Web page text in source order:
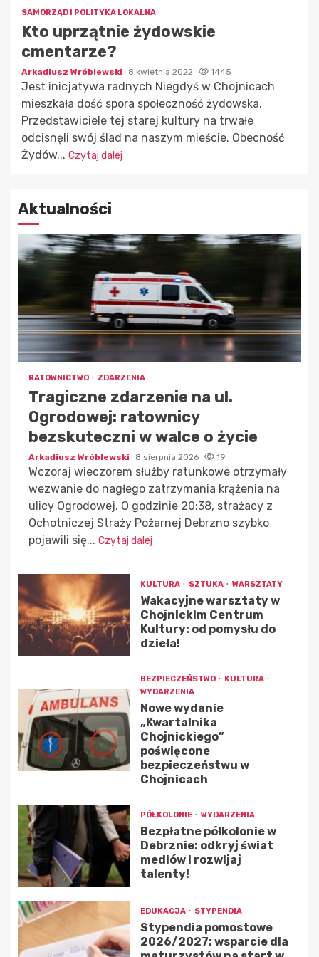
SAMORZĄD I POLITYKA LOKALNA
Kto uprzątnie żydowskie
cmentarze?
Arkadiusz Wróblewski 8 kwietnia 2022 1445
Jest inicjatywa radnych Niegdyś w Chojnicach
mieszkała dość spora społeczność żydowska.
Przedstawiciele tej starej kultury na trwałe
odcisnęli swój ślad na naszym mieście. Obecność
Żydów... Czytaj dalej
Aktualności
RATOWNICTWO ZDARZENIA
Tragiczne zdarzenie na ul.
Ogrodowej: ratownicy
bezskuteczni w walce o życie
Arkadiusz Wróblewski 8 sierpnia 2026 19
Wczoraj wieczorem służby ratunkowe otrzymały
wezwanie do nagłego zatrzymania krążenia na
ulicy Ogrodowej. O godzinie 20:38, strażacy z
Ochotniczej Straży Pożarnej Debrzno szybko
pojawili się... Czytaj dalej
KULTURA SZTUKA WARSZTATY
Wakacyjne warsztaty w
Chojnickim Centrum
Kultury: od pomysłu do
dzieła!
BEZPIECZEŃSTWO
KULTURA
WYDARZENIA
Nowe wydanie
„Kwartalnika
Chojnickiego”
poświęcone
bezpieczeństwu w
Chojnicach
PÓŁKOLONIE WYDARZENIA
Bezpłatne półkolonie w
Debrznie: odkryj świat
mediów i rozwijaj
talenty!
EDUKACJA STYPENDIA
Stypendia pomostowe
2026/2027: wsparcie dla